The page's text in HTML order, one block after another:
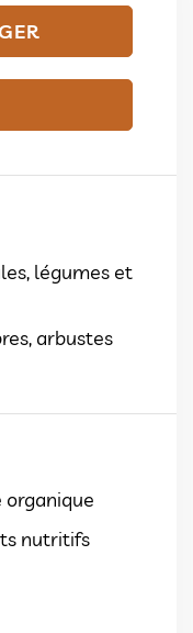
légumes et
arbustes
nutritifs